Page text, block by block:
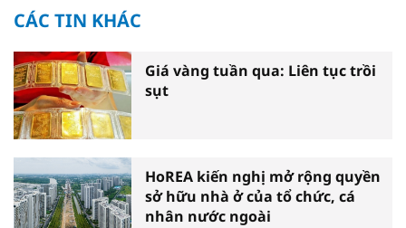
CÁC TIN KHÁC
Giá vàng tuần qua: Liên tục trồi
sụt
HoREA kiến nghị mở rộng quyền
sở hữu nhà ở của tổ chức, cá
nhân nước ngoài